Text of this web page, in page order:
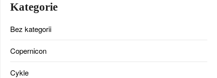
Kategorie
Bez kategorii
Copernicon
Cykle